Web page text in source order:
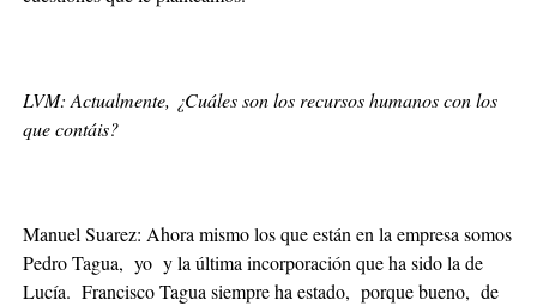
LVM: Actualmente, ¿Cuáles son los recursos humanos con los
que contáis?
Manuel Suarez: Ahora mismo los que están en la empresa somos
Pedro Tagua, yo y la última incorporación que ha sido la de
Lucía. Francisco Tagua siempre ha estado, porque bueno, de